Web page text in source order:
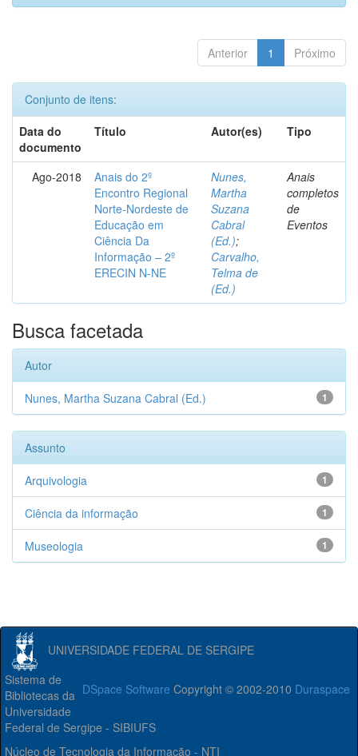
Anterior 1 Próximo
Conjunto de itens:
Data do
documento
Título Autor(es) Tipo
Ago-2018
Anais do 2º
Encontro Regional
Norte-Nordeste de
Educação em
Ciência Da
Informação – 2º
ERECIN N-NE
Nunes,
Martha
Suzana
Cabral
(Ed.);
Carvalho,
Telma de
(Ed.)
Anais
completos
de
Eventos
Busca facetada
Autor
1
Nunes, Martha Suzana Cabral (Ed.)
Assunto
1
Arquivologia
1
Ciência da informação
1
Museologia
UNIVERSIDADE FEDERAL DE SERGIPE
DSpace Software Copyright © 2002-2010 Duraspace
Sistema de
Bibliotecas da
Universidade
Federal de Sergipe - SIBIUFS
Núcleo de Tecnologia da Informação - NTI